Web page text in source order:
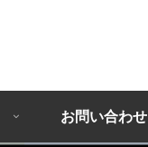
お問い合わせ